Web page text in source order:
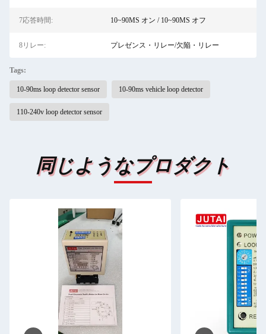
7応答時間: 10~90MS オン / 10~90MS オフ
8リレー: プレゼンス・リレー/欠陥・リレー
Tags:
10-90ms loop detector sensor 10-90ms vehicle loop detector
110-240v loop detector sensor
同じようなプロダクト